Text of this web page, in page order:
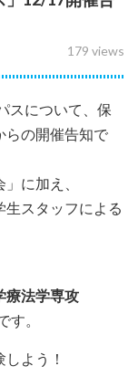
179 views
スについて、保
らの開催告知で
に加え、
スタッフによる
法学専攻
す。
しよう！